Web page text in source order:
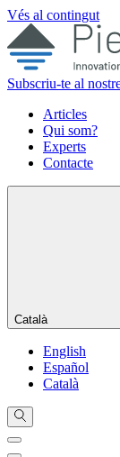
Vés al contingut
Subscriu-te al
Articles
Qui som?
Experts
Contacte
Català
English
Español
Català